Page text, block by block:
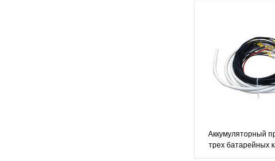
Аккумуляторный
трех батарейных
XJ997E